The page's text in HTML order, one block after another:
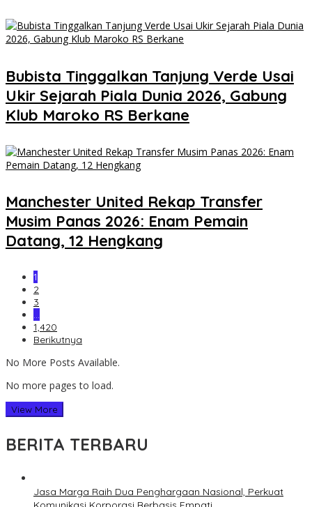
Bubista Tinggalkan Tanjung Verde Usai
Ukir Sejarah Piala Dunia 2026, Gabung
Klub Maroko RS Berkane
Manchester United Rekap Transfer
Musim Panas 2026: Enam Pemain
Datang, 12 Hengkang
1
2
3
…
1,420
Berikutnya
No More Posts Available.
No more pages to load.
View More
BERITA TERBARU
Jasa Marga Raih Dua Penghargaan Nasional, Perkuat